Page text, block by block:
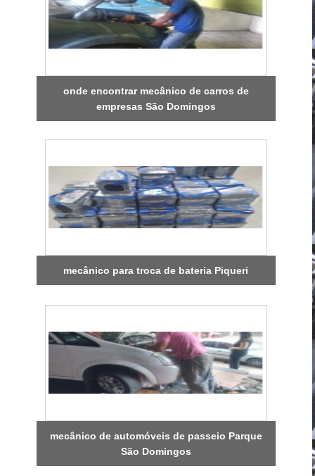
onde encontrar mecânico de carros de
empresas São Domingos
mecânico para troca de bateria Piqueri
mecânico de automóveis de passeio Parque
São Domingos